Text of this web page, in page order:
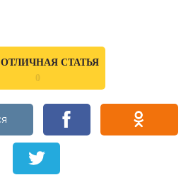
ОТЛИЧНАЯ СТАТЬЯ
0